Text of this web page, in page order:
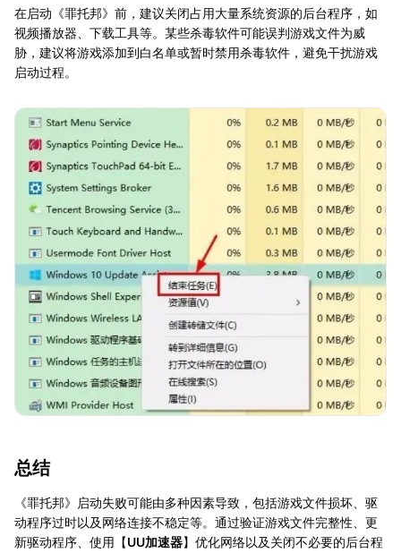
在启动《罪托邦》前，建议关闭占用大量系统资源的后台程序，如
视频播放器、下载工具等。某些杀毒软件可能误判游戏文件为威
胁，建议将游戏添加到白名单或暂时禁用杀毒软件，避免干扰游戏
启动过程。
总结
《罪托邦》启动失败可能由多种因素导致，包括游戏文件损坏、驱
动程序过时以及网络连接不稳定等。通过验证游戏文件完整性、更
新驱动程序、使用【UU加速器】优化网络以及关闭不必要的后台程